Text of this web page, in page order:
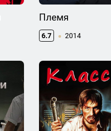
Племя
6.7 2014